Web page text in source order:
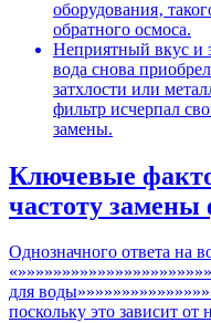
оборудования‚
обратного осмоса.
Неприятный вкус и
вода снова
затхлости или
фильтр исчерпал
замены.
Ключевые
частоту замены
Однозначного ответа на
для
поскольку это зависит